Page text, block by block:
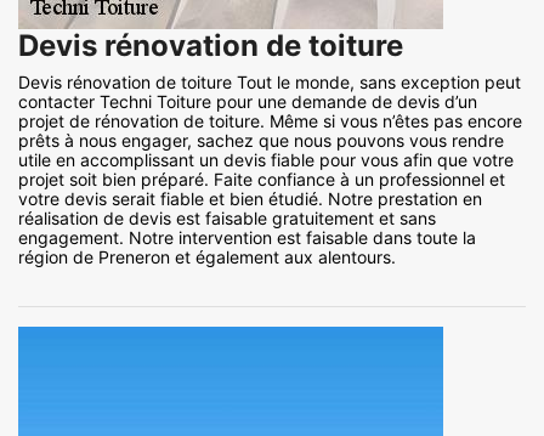
Devis rénovation de toiture
Devis rénovation de toiture Tout le monde, sans exception peut
contacter Techni Toiture pour une demande de devis d’un
projet de rénovation de toiture. Même si vous n’êtes pas encore
prêts à nous engager, sachez que nous pouvons vous rendre
utile en accomplissant un devis fiable pour vous afin que votre
projet soit bien préparé. Faite confiance à un professionnel et
votre devis serait fiable et bien étudié. Notre prestation en
réalisation de devis est faisable gratuitement et sans
engagement. Notre intervention est faisable dans toute la
région de Preneron et également aux alentours.